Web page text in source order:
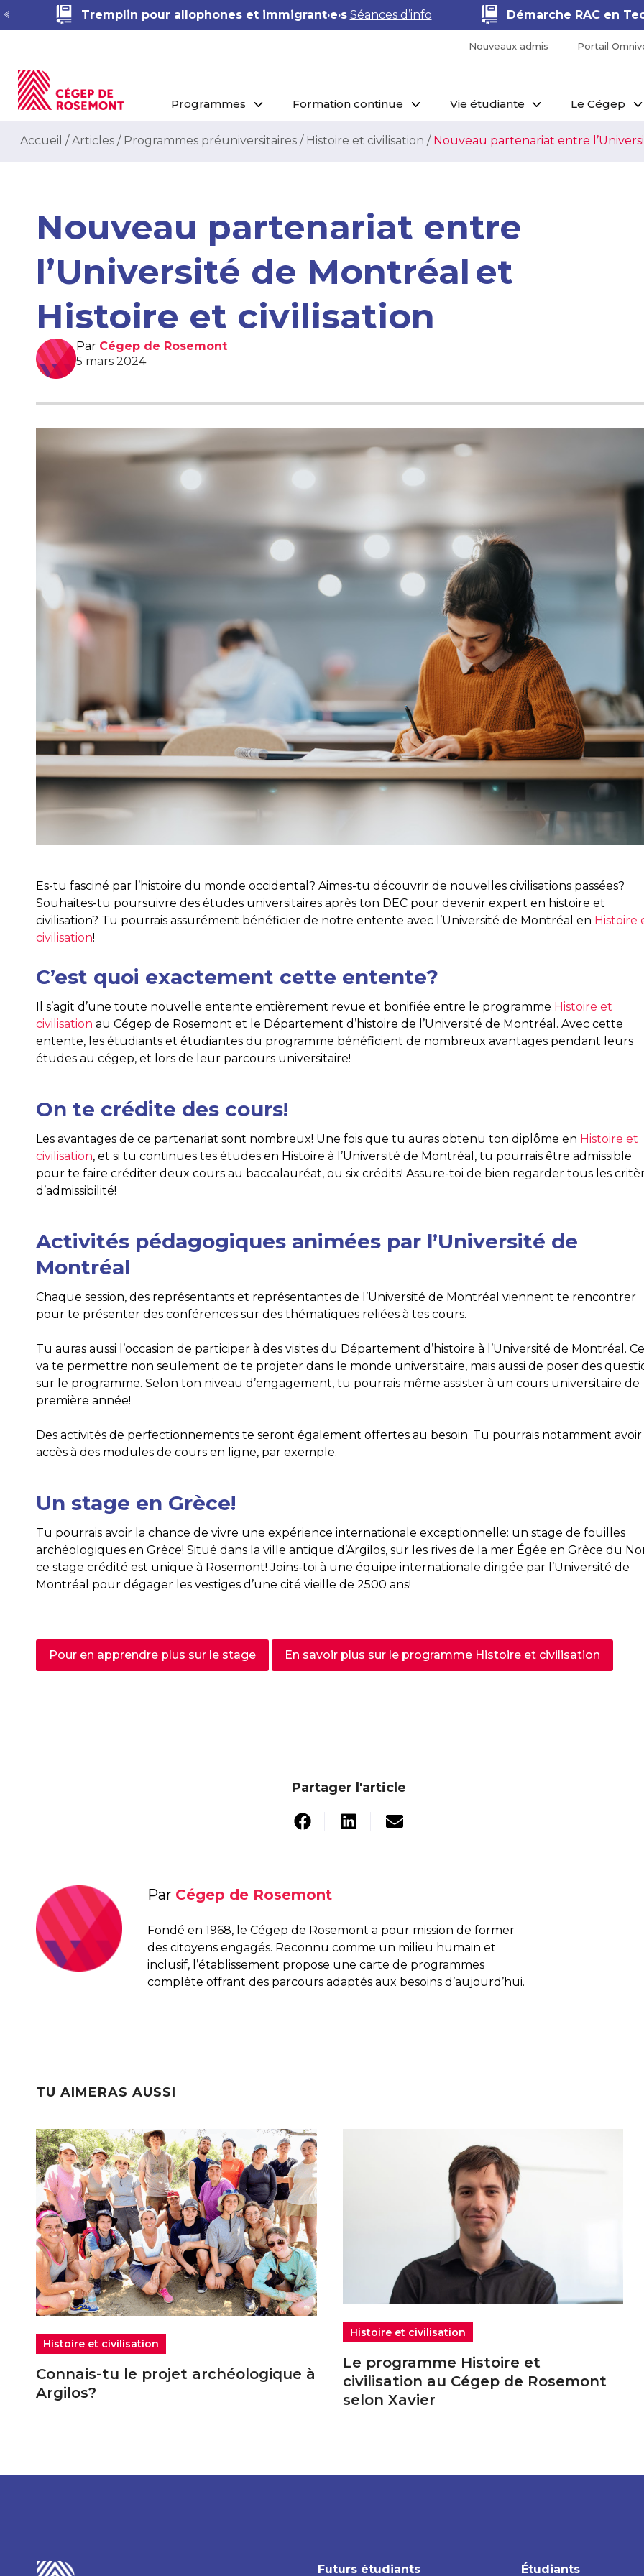
Tremplin pour allophones et immigrant·e·s Séances d’info Démarche RAC en
Nouveaux admis Portail
Programmes Formation continue Vie étudiante Le Cégep
Accueil /Articles / Programmes préuniversitaires / Histoire et civilisation / Nouveau partenariat entre
Nouveau partenariat entre
l’Université de Montréal et
Histoire et civilisation
Par Cégep de Rosemont
5 mars 2024
Es-tu fasciné par l’histoire du monde occidental? Aimes-tu découvrir de nouvelles civilisations passées?
Souhaites-tu poursuivre des études universitaires après ton DEC pour devenir expert en histoire et
civilisation? Tu pourrais assurément bénéficier de notre entente avec l’Université de Montréal en Histoire
civilisation!
C’est quoi exactement cette entente?
Il s’agit d’une toute nouvelle entente entièrement revue et bonifiée entre le programme Histoire et
civilisation au Cégep de Rosemont et le Département d’histoire de l’Université de Montréal. Avec cette
entente, les étudiants et étudiantes du programme bénéficient de nombreux avantages pendant leurs
études au cégep, et lors de leur parcours universitaire!
On te crédite des cours!
Les avantages de ce partenariat sont nombreux! Une fois que tu auras obtenu ton diplôme en Histoire et
civilisation, et si tu continues tes études en Histoire à l’Université de Montréal, tu pourrais être admissible
pour te faire créditer deux cours au baccalauréat, ou six crédits! Assure-toi de bien regarder tous les
d’admissibilité!
Activités pédagogiques animées par l’Université de
Montréal
Chaque session, des représentants et représentantes de l’Université de Montréal viennent te rencontrer
pour te présenter des conférences sur des thématiques reliées à tes cours.
Tu auras aussi l’occasion de participer à des visites du Département d’histoire à l’Université de Montréal.
va te permettre non seulement de te projeter dans le monde universitaire, mais aussi de poser des
sur le programme. Selon ton niveau d’engagement, tu pourrais même assister à un cours universitaire de
première année!
Des activités de perfectionnements te seront également offertes au besoin. Tu pourrais notamment avoir
accès à des modules de cours en ligne, par exemple.
Un stage en Grèce!
Tu pourrais avoir la chance de vivre une expérience internationale exceptionnelle: un stage de fouilles
archéologiques en Grèce! Situé dans la ville antique d’Argilos, sur les rives de la mer Égée en Grèce du
ce stage crédité est unique à Rosemont! Joins-toi à une équipe internationale dirigée par l’Université de
Montréal pour dégager les vestiges d’une cité vieille de 2500 ans!
Pour en apprendre plus sur le stage En savoir plus sur le programme Histoire et civilisation
Partager l'article
Par Cégep de Rosemont
Fondé en 1968, le Cégep de Rosemont a pour mission de former
des citoyens engagés. Reconnu comme un milieu humain et
inclusif, l’établissement propose une carte de programmes
complète offrant des parcours adaptés aux besoins d’aujourd’hui.
TU AIMERAS AUSSI
Histoire et civilisation
Connais-tu le projet archéologique à
Argilos?
Histoire et civilisation
Le programme Histoire et
civilisation au Cégep de Rosemont
selon Xavier
Futurs étudiants Étudiants